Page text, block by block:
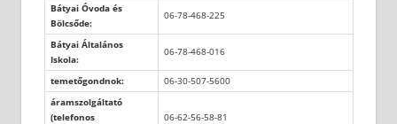
Bátyai Óvoda és
Bölcsőde:
06-78-468-225
Bátyai Általános
Iskola:
06-78-468-016
temetőgondnok:
06-30-507-5600
áramszolgáltató
(telefonos
06-62-56-58-81